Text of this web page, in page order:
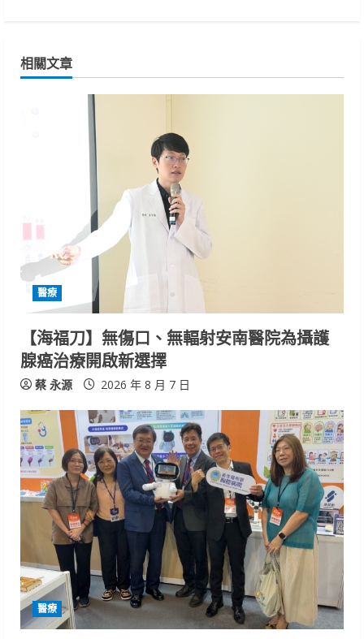
i
n
e
a
d
n
g
相關文章
醫療
【海福刀】無傷口、無輻射安南醫院為攝護
腺癌治療開啟新選擇
蔡 永源 2026 年 8 月 7 日
醫療